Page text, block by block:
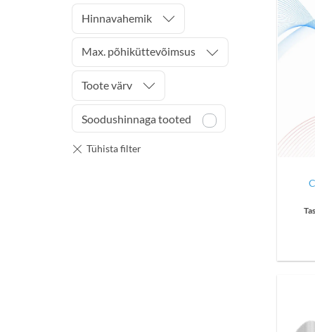
Hinnavahemik
Max. põhiküttevõimsus
Toote värv
Soodushinnaga tooted